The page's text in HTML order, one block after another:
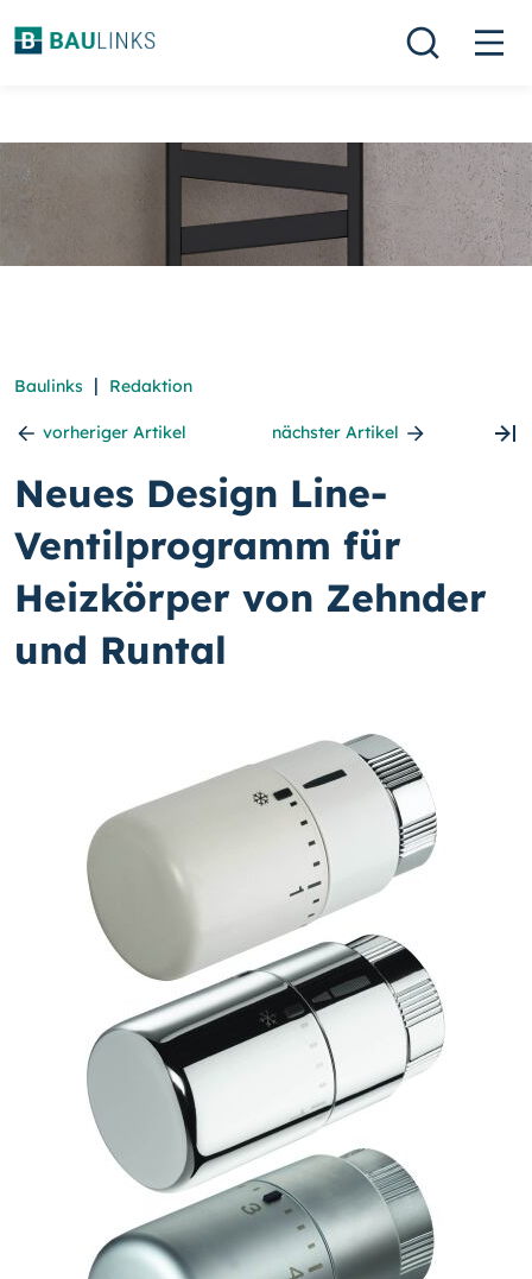
Baulinks | Redaktion
vorheriger Artikel nächster Artikel
Neues Design Line-
Ventilprogramm für
Heizkörper von Zehnder
und Runtal